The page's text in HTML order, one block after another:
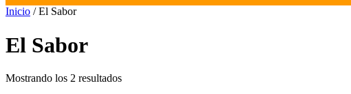
Inicio / El Sabor
El Sabor
Mostrando los 2 resultados